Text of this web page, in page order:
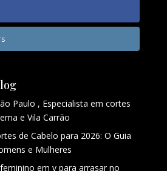
Paulo , Especialista em cortes
e Vila Carrão
de Cabelo para 2026: O Guia
e Mulheres
em v para arrasar no